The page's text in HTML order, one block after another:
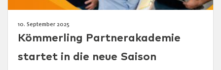
10. September 2025
Kömmerling Partnerakademie
startet in die neue Saison